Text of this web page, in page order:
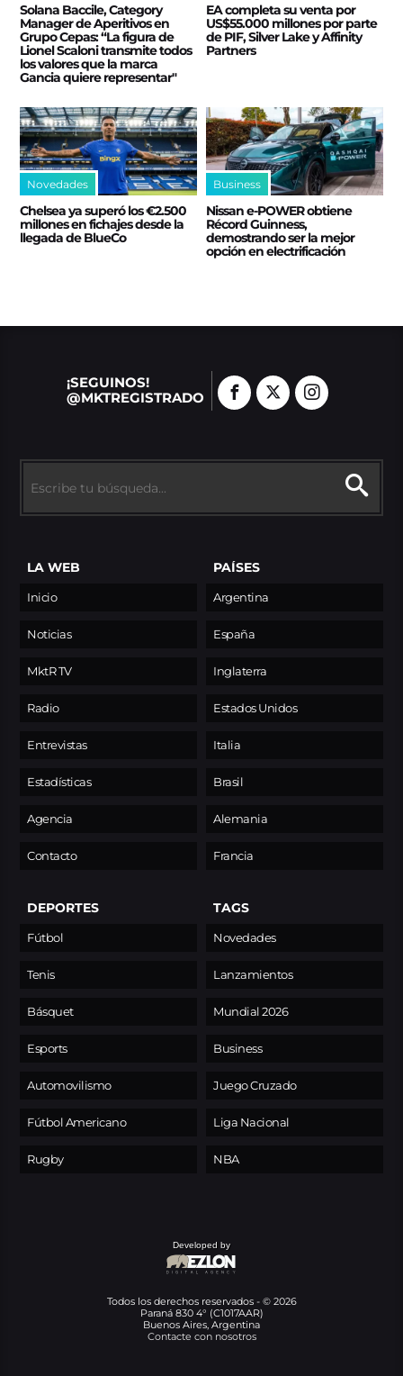
Solana Baccile, Category
Manager de Aperitivos en
Grupo Cepas: “La figura de
Lionel Scaloni transmite todos
los valores que la marca
Gancia quiere representar"
EA completa su venta por
US$55.000 millones por parte
de PIF, Silver Lake y Affinity
Partners
Novedades
Chelsea ya superó los €2.500
millones en fichajes desde la
llegada de BlueCo
Business
Nissan e‑POWER obtiene
Récord Guinness,
demostrando ser la mejor
opción en electrificación
¡SEGUINOS!
@MKTREGISTRADO
LA WEB
Inicio
Noticias
MktR TV
Radio
Entrevistas
Estadísticas
Agencia
Contacto
PAÍSES
Argentina
España
Inglaterra
Estados Unidos
Italia
Brasil
Alemania
Francia
DEPORTES
Fútbol
Tenis
Básquet
Esports
Automovilismo
Fútbol Americano
Rugby
TAGS
Novedades
Lanzamientos
Mundial 2026
Business
Juego Cruzado
Liga Nacional
NBA
Developed by
Todos los derechos reservados - © 2026
Paraná 830 4° (C1017AAR)
Buenos Aires, Argentina
Contacte con nosotros